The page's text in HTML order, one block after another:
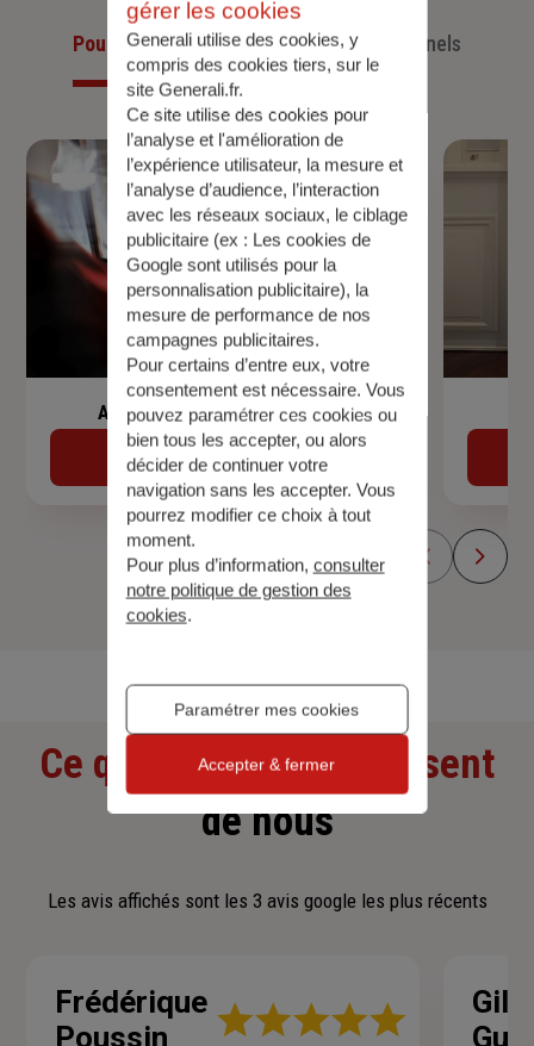
Pour les particuliersPour les professionnels
Assurance de prêt immobilier
Découvrir
Ce que nos clients pensent
de nous
Les avis affichés sont les 3 avis google les plus récents
Frédérique
Poussin
Note
gérer les cookies
Generali utilise des cookies, y
compris des cookies tiers, sur le
site Generali.fr.
Ce site utilise des cookies pour
l’analyse et l'amélioration de
l’expérience utilisateur, la mesure et
l’analyse d’audience, l’interaction
avec les réseaux sociaux, le ciblage
publicitaire (ex : Les cookies de
Google sont utilisés pour la
personnalisation publicitaire), la
mesure de performance de nos
campagnes publicitaires.
Pour certains d’entre eux, votre
consentement est nécessaire. Vous
pouvez paramétrer ces cookies ou
bien tous les accepter, ou alors
décider de continuer votre
navigation sans les accepter. Vous
pourrez modifier ce choix à tout
moment.
Pour plus d’information, consulter
notre politique de gestion des
cookies.
Paramétrer mes cookies
Accepter & fermer